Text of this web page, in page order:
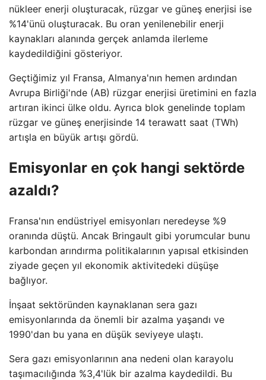
nükleer enerji oluşturacak, rüzgar ve güneş enerjisi ise
%14'ünü oluşturacak. Bu oran yenilenebilir enerji
kaynakları alanında gerçek anlamda ilerleme
kaydedildiğini gösteriyor.
Geçtiğimiz yıl Fransa, Almanya'nın hemen ardından
Avrupa Birliği'nde (AB) rüzgar enerjisi üretimini en fazla
artıran ikinci ülke oldu. Ayrıca blok genelinde toplam
rüzgar ve güneş enerjisinde 14 terawatt saat (TWh)
artışla en büyük artışı gördü.
Emisyonlar en çok hangi sektörde
azaldı?
Fransa'nın endüstriyel emisyonları neredeyse %9
oranında düştü. Ancak Bringault gibi yorumcular bunu
karbondan arındırma politikalarının yapısal etkisinden
ziyade geçen yıl ekonomik aktivitedeki düşüşe
bağlıyor.
İnşaat sektöründen kaynaklanan sera gazı
emisyonlarında da önemli bir azalma yaşandı ve
1990'dan bu yana en düşük seviyeye ulaştı.
Sera gazı emisyonlarının ana nedeni olan karayolu
taşımacılığında %3,4'lük bir azalma kaydedildi. Bu